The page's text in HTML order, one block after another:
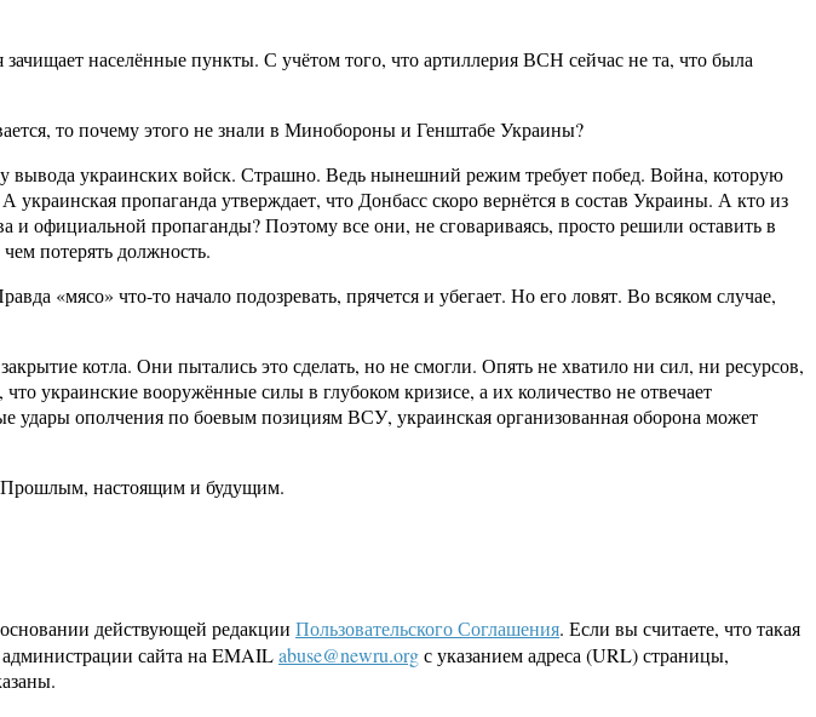
населённые пункты. С учётом того, что артиллерия ВСН сейчас не та, что была
то почему этого не знали в Минобороны и Генштабе Украины?
вывода украинских войск. Страшно. Ведь нынешний режим требует побед. Война, которую
пропаганда утверждает, что Донбасс скоро вернётся в состав Украины. А кто из
и официальной пропаганды? Поэтому все они, не сговариваясь, просто решили оставить в
потерять должность.
«мясо» что-то начало подозревать, прячется и убегает. Но его ловят. Во всяком случае,
котла. Они пытались это сделать, но не смогли. Опять не хватило ни сил, ни ресурсов,
украинские вооружённые силы в глубоком кризисе, а их количество не отвечает
ополчения по боевым позициям ВСУ, украинская организованная оборона может
Прошлым, настоящим и будущим.
действующей редакции Пользовательского Соглашения. Если вы считаете, что такая
сайта на EMAILabuse@newru.orgс указанием адреса (URL) страницы,